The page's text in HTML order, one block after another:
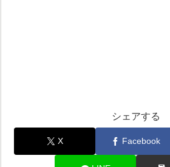
シェアする
X Facebook